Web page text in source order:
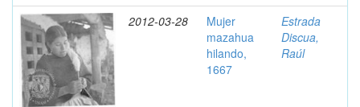
2012-03-28
Mujer
mazahua
hilando,
1667
Estrada
Discua,
Raúl